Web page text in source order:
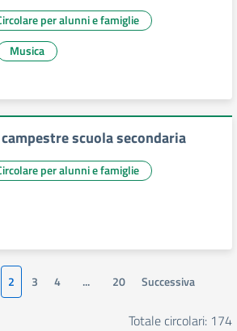
per alunni e famiglie
Musica
scuola secondaria
per alunni e famiglie
2 3 4 ... 20 Successiva
Totale circolari: 174